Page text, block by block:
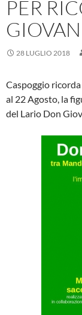
PER
28 LUGLIO 2018
Caspoggio
al 22 Agosto, la
del Lario Don